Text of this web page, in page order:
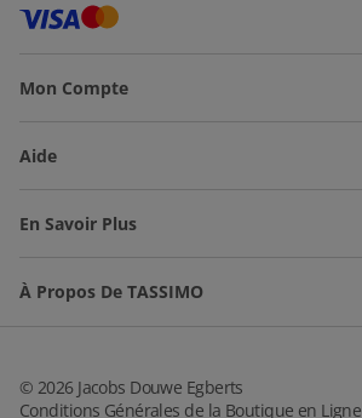
Mon Compte
Aide
En Savoir Plus
À Propos De TASSIMO
© 2026Jacobs Douwe Egberts
Conditions Générales de la Boutique en Ligne